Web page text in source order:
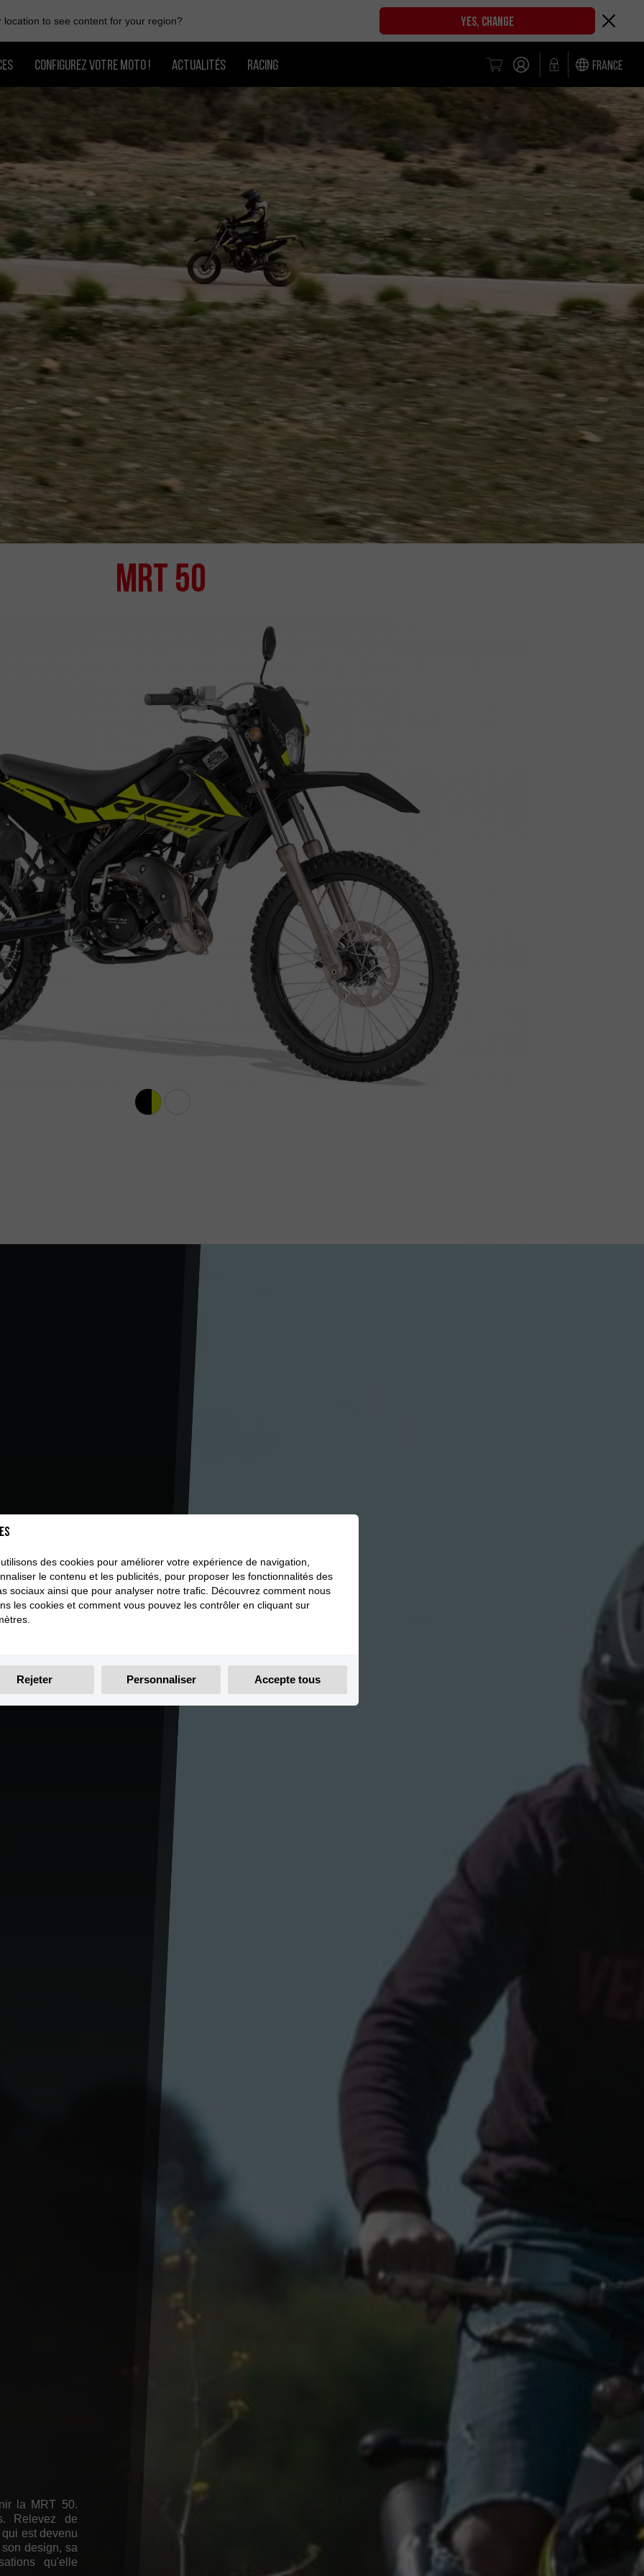
to see content for your region? YES, CHANGE
CONFIGUREZ VOTRE MOTO ! ACTUALITÉS RACING France
MRT 50
la MRT 50.
Relevez de
est devenu
design, sa
qu'elle
des cookies pour améliorer votre expérience de navigation,
le contenu et les publicités, pour proposer les fonctionnalités des
sociaux ainsi que pour analyser notre trafic. Découvrez comment nous
les cookies et comment vous pouvez les contrôler en cliquant sur
Rejeter Personnaliser Accepte tous